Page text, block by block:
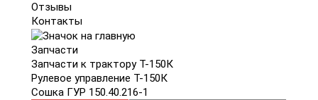
Отзывы
Контакты
Запчасти
Запчасти к трактору Т-150К
Рулевое управление Т-150К
Сошка ГУР 150.40.216-1